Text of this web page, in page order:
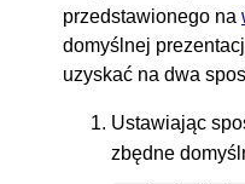
przedstawionego na
domyślnej
uzyskać na dwa
Ustawiając
zbędne